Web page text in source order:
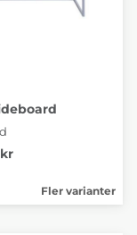
Fler varianter